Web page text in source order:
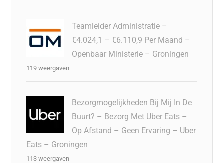
Teamleider Administratie –
€4.024,1 – €6.110,9 Per Maand –
Openbaar Ministerie – Groningen
119 weergaven
Bezorgmogelijkheden Bij Mij In De
Buurt? – Bezorg Met Uber Eats –
Op Afstand – Geen Ervaring – Uber
Eats – Groningen
113 weergaven